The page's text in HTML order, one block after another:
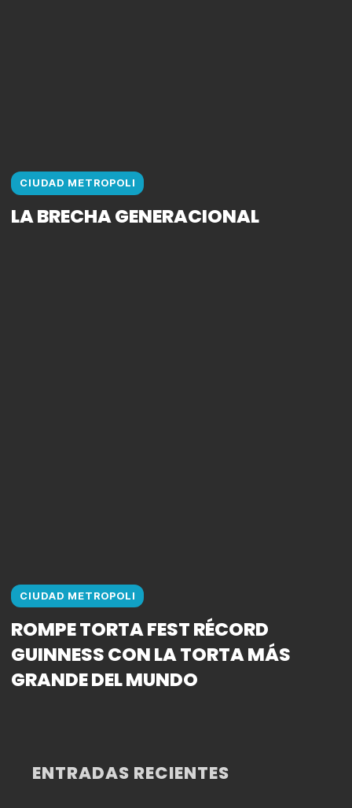
CIUDAD METROPOLI
LA BRECHA GENERACIONAL
CIUDAD METROPOLI
ROMPE TORTA FEST RÉCORD
GUINNESS CON LA TORTA MÁS
GRANDE DEL MUNDO
ENTRADAS RECIENTES